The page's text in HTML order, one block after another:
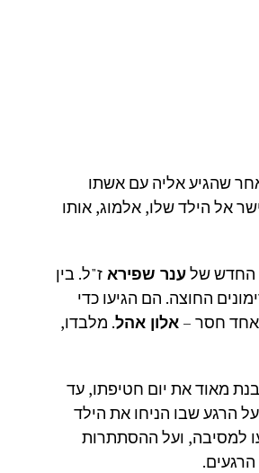
שהגיע אליה עם אשתו
הישר אל הילד שלו, אלמוג, אותו
החדש שלענר שפירא ז"ל. בין
החוצה. הם הגיעו כדי
אחד חסר – אלון אהל. מלבדו,
מובנת מאוד את יום חטיפתו, עד
הרגע שבו הניחו את הילד
למסיבה, ועל ההסתתרות